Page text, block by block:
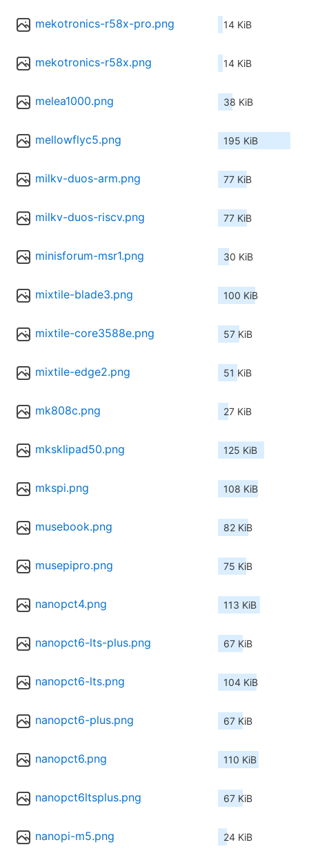
mekotronics-r58x-pro.png 14 KiB
mekotronics-r58x.png 14 KiB
melea1000.png 38 KiB
mellowflyc5.png 195 KiB
milkv-duos-arm.png 77 KiB
milkv-duos-riscv.png 77 KiB
minisforum-msr1.png 30 KiB
mixtile-blade3.png 100 KiB
mixtile-core3588e.png 57 KiB
mixtile-edge2.png 51 KiB
mk808c.png 27 KiB
mksklipad50.png 125 KiB
mkspi.png 108 KiB
musebook.png 82 KiB
musepipro.png 75 KiB
nanopct4.png 113 KiB
nanopct6-lts-plus.png 67 KiB
nanopct6-lts.png 104 KiB
nanopct6-plus.png 67 KiB
nanopct6.png 110 KiB
nanopct6ltsplus.png 67 KiB
nanopi-m5.png 24 KiB